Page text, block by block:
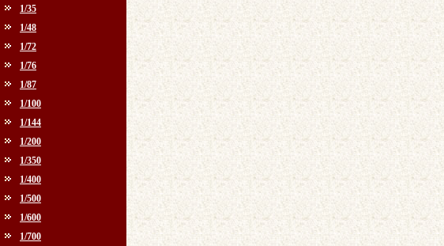
1/35
1/48
1/72
1/76
1/87
1/100
1/144
1/200
1/350
1/400
1/500
1/600
1/700